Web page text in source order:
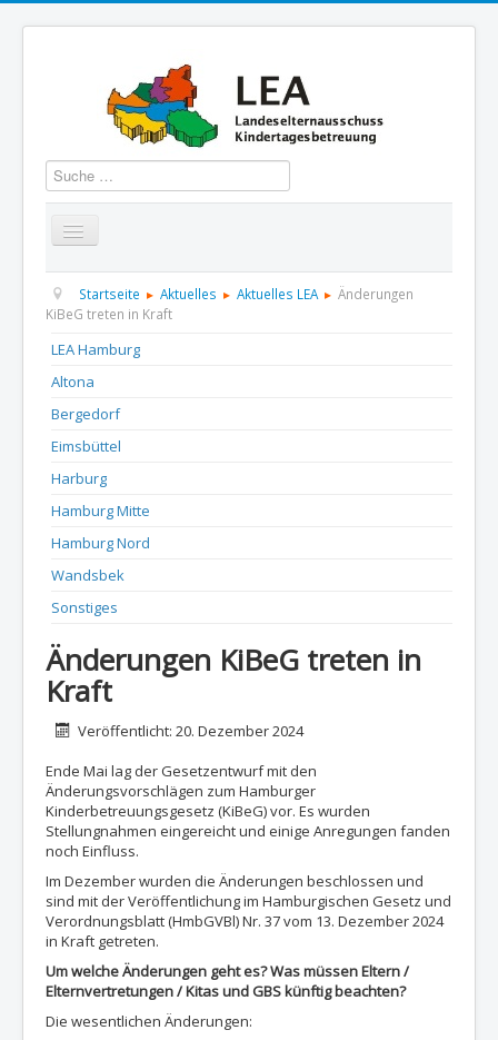
Suchen
Startseite Über uns Aktuelles Termine
Informationen
Kontakt
Startseite Aktuelles Aktuelles LEA
Änderungen
KiBeG treten in Kraft
LEA Hamburg
Altona
Bergedorf
Eimsbüttel
Harburg
Hamburg Mitte
Hamburg Nord
Wandsbek
Sonstiges
Änderungen KiBeG treten in
Kraft
DetailsVeröffentlicht: 20. Dezember 2024
Ende Mai lag der Gesetzentwurf mit den
Änderungsvorschlägen zum Hamburger
Kinderbetreuungsgesetz (KiBeG) vor. Es wurden
Stellungnahmen eingereicht und einige Anregungen fanden
noch Einfluss.
Im Dezember wurden die Änderungen beschlossen und
sind mit der Veröffentlichung im Hamburgischen Gesetz und
Verordnungsblatt (HmbGVBl) Nr. 37 vom 13. Dezember 2024
in Kraft getreten.
Um welche Änderungen geht es? Was müssen Eltern /
Elternvertretungen / Kitas und GBS künftig beachten?
Die wesentlichen Änderungen: